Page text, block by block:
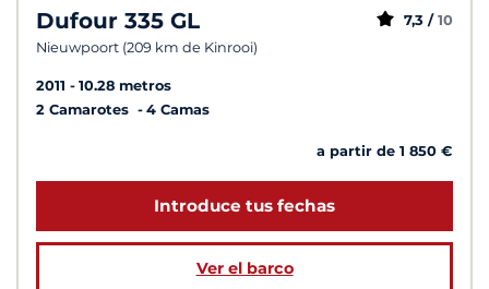
Dufour 335 GL
Nieuwpoort (209 km de Kinrooi)
7,3 / 10
2011
10.28 metros
2 Camarotes
4 Camas
a partir de 1 850 €
Introduce tus fechas
Ver el barco